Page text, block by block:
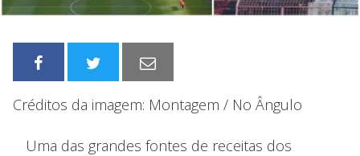
Créditos da imagem: Montagem / No Ângulo
Uma das grandes fontes de receitas dos